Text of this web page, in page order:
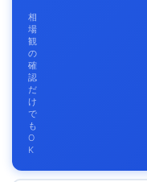
相
場
観
の
確
認
だ
け
で
も
O
K